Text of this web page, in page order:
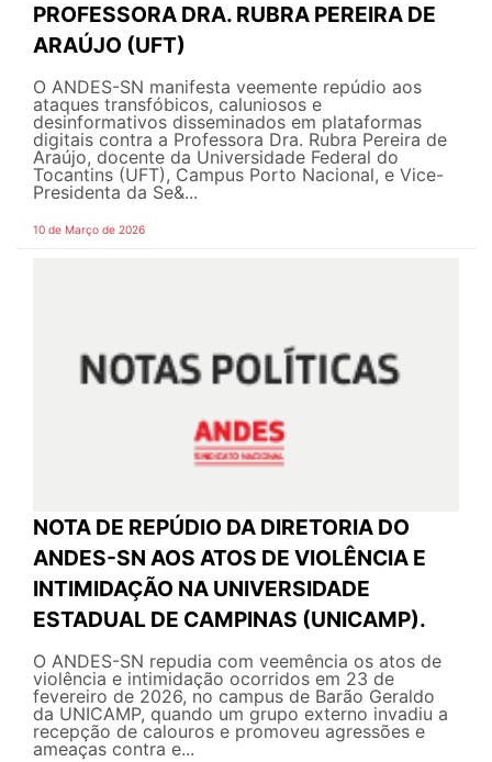
PROFESSORA DRA. RUBRA PEREIRA DE
ARAÚJO (UFT)
O ANDES-SN manifesta veemente repúdio aos
ataques transfóbicos, caluniosos e
desinformativos disseminados em plataformas
digitais contra a Professora Dra. Rubra Pereira de
Araújo, docente da Universidade Federal do
Tocantins (UFT), Campus Porto Nacional, e Vice-
Presidenta da Se&...
10 de Março de 2026
NOTA DE REPÚDIO DA DIRETORIA DO
ANDES-SN AOS ATOS DE VIOLÊNCIA E
INTIMIDAÇÃO NA UNIVERSIDADE
ESTADUAL DE CAMPINAS (UNICAMP).
O ANDES-SN repudia com veemência os atos de
violência e intimidação ocorridos em 23 de
fevereiro de 2026, no campus de Barão Geraldo
da UNICAMP, quando um grupo externo invadiu a
recepção de calouros e promoveu agressões e
ameaças contra e...